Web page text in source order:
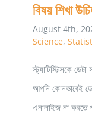
বিষয় শিখা
August 4th,
Science,
স্ট্যাটিস্টিক্সকে
আপনি কোনভাবেই
এনালাইজ না করতে